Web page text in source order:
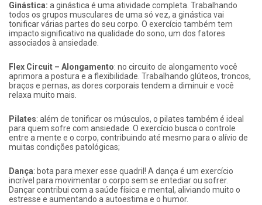
Ginástica: a ginástica é uma atividade completa. Trabalhando
todos os grupos musculares de uma só vez, a ginástica vai
tonificar várias partes do seu corpo. O exercício também tem
impacto significativo na qualidade do sono, um dos fatores
associados à ansiedade.
Flex Circuit – Alongamento: no circuito de alongamento você
aprimora a postura e a flexibilidade. Trabalhando glúteos, troncos,
braços e pernas, as dores corporais tendem a diminuir e você
relaxa muito mais.
Pilates: além de tonificar os músculos, o pilates também é ideal
para quem sofre com ansiedade. O exercício busca o controle
entre a mente e o corpo, contribuindo até mesmo para o alívio de
muitas condições patológicas;
Dança: bota para mexer esse quadril! A dança é um exercício
incrível para movimentar o corpo sem se entediar ou sofrer.
Dançar contribui com a saúde física e mental, aliviando muito o
estresse e aumentando a autoestima e o humor.